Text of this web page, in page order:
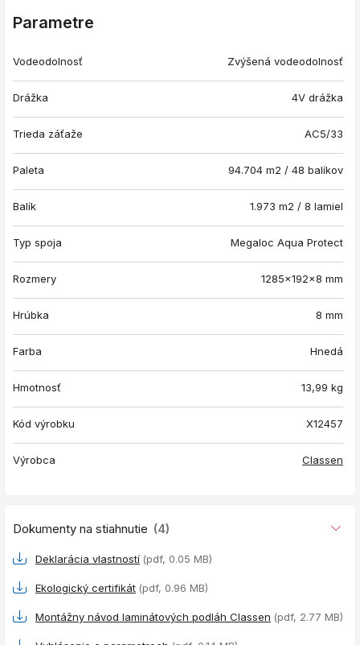
Parametre
Vodeodolnosť Zvýšená vodeodolnosť
Drážka 4V drážka
Trieda záťaže AC5/33
Paleta 94.704 m2 / 48 balíkov
Balík 1.973 m2 / 8 lamiel
Typ spoja Megaloc Aqua Protect
Rozmery 1285x192x8 mm
Hrúbka 8 mm
Farba Hnedá
Hmotnosť 13,99 kg
Kód výrobku X12457
Výrobca Classen
Dokumenty na stiahnutie (4)
Deklarácia vlastností (pdf, 0.05 MB)
Ekologický certifikát (pdf, 0.96 MB)
Montážny návod laminátových podláh Classen (pdf, 2.77 MB)